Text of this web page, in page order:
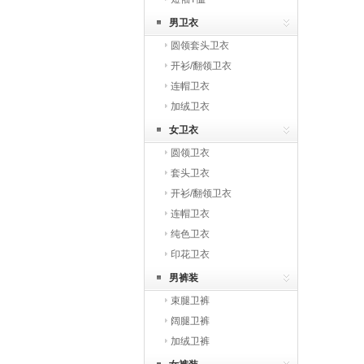
男卫衣
圆领套头卫衣
开衫/翻领卫衣
连帽卫衣
加绒卫衣
女卫衣
圆领卫衣
套头卫衣
开衫/翻领卫衣
连帽卫衣
纯色卫衣
印花卫衣
男裤装
束腿卫裤
阔腿卫裤
加绒卫裤